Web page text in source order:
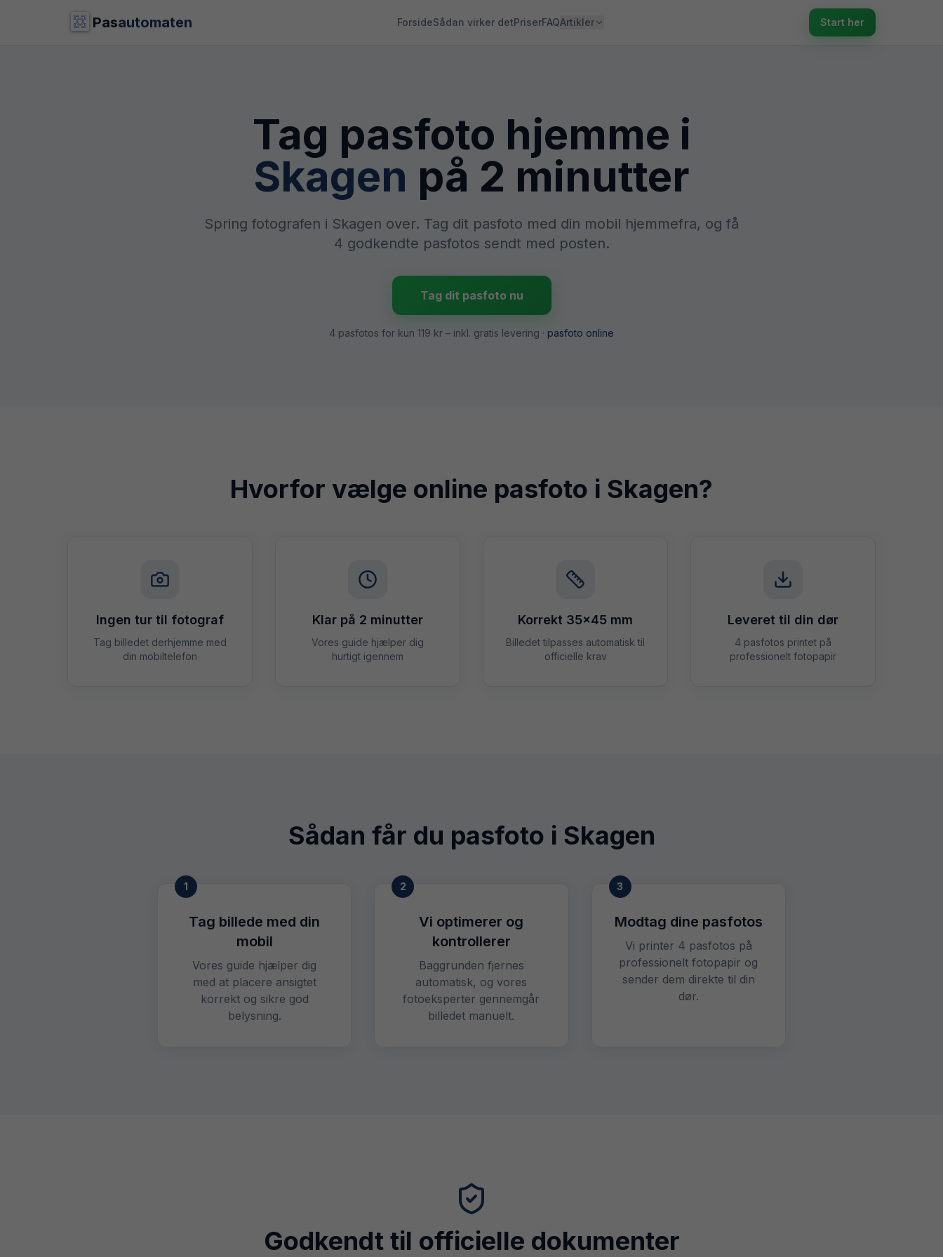
Pasautomaten ForsideSådan virker detPriserFAQArtikler Start her
Tag pasfoto hjemme i
Skagen på 2 minutter
Spring fotografen i Skagen over. Tag dit pasfoto med din mobil hjemmefra, og få
4 godkendte pasfotos sendt med posten.
Tag dit pasfoto nu
4 pasfotos for kun 119 kr – inkl. gratis levering · pasfoto online
Hvorfor vælge online pasfoto i Skagen?
Ingen tur til fotograf
Tag billedet derhjemme med
din mobiltelefon
Klar på 2 minutter
Vores guide hjælper dig
hurtigt igennem
Korrekt 35×45 mm
Billedet tilpasses automatisk til
officielle krav
Leveret til din dør
4 pasfotos printet på
professionelt fotopapir
Sådan får du pasfoto i Skagen
1
Tag billede med din
mobil
Vores guide hjælper dig
med at placere ansigtet
korrekt og sikre god
belysning.
2
Vi optimerer og
kontrollerer
Baggrunden fjernes
automatisk, og vores
fotoeksperter gennemgår
billedet manuelt.
3
Modtag dine pasfotos
Vi printer 4 pasfotos på
professionelt fotopapir og
sender dem direkte til din
dør.
Godkendt til officielle dokumenter